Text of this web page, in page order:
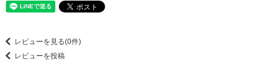
レビューを見る(0件)
レビューを投稿